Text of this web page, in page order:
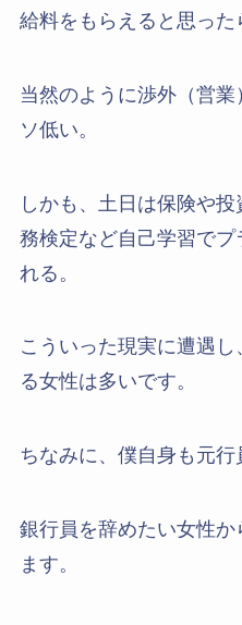
給料をもらえると思った
当然のように渉外（営
ソ低い。
しかも、土日は保険や
務検定など自己学習でプ
れる。
こういった現実に遭遇し
る女性は多いです。
ちなみに、僕自身も元行
銀行員を辞めたい女性か
ます。